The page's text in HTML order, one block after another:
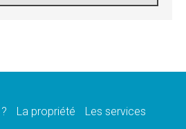
donner la parole aux religieuses
La propriété
Les services